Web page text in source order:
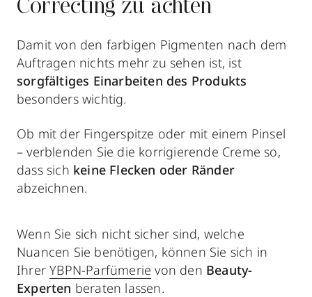
Correcting zu achten
Damit von den farbigen Pigmenten nach dem
Auftragen nichts mehr zu sehen ist, ist
sorgfältiges Einarbeiten des Produkts
besonders wichtig.
Ob mit der Fingerspitze oder mit einem Pinsel
– verblenden Sie die korrigierende Creme so,
dass sich keine Flecken oder Ränder
abzeichnen.
Wenn Sie sich nicht sicher sind, welche
Nuancen Sie benötigen, können Sie sich in
IhrerYBPN-Parfümerie von den Beauty-
Experten beraten lassen.